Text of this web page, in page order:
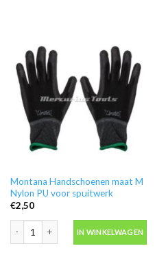
Montana Handschoenen maat M
Nylon PU voor spuitwerk
€2,50
IN WINKELWAGEN